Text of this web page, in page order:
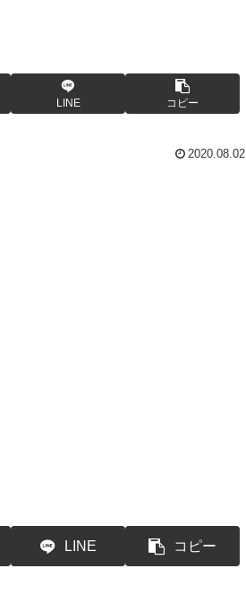
LINE コピー
2020.08.02
LINE コピー